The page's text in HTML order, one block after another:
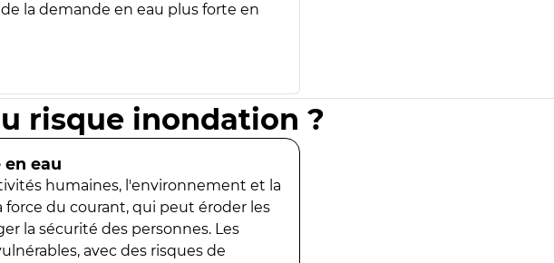
la demande en eau plus forte en
risque inondation ?
en eau
humaines, l'environnement et la
du courant, qui peut éroder les
la sécurité des personnes. Les
avec des risques de